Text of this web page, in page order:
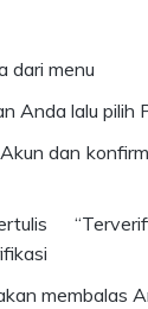
dari menu
Anda lalu pilih
dan
membalas